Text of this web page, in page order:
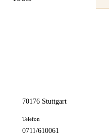
70176 Stuttgart
Telefon
0711/610061